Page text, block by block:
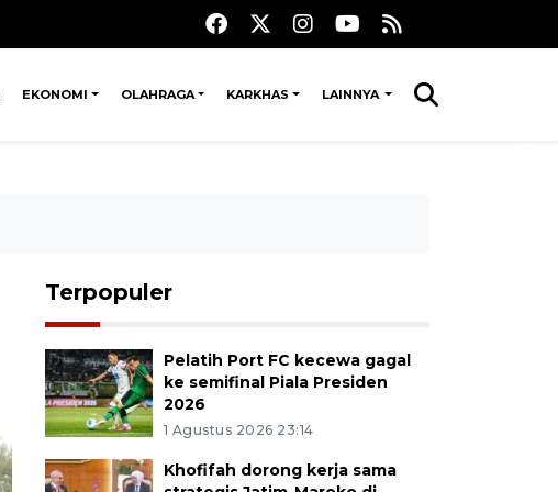
EKONOMI OLAHRAGA KARKHAS LAINNYA
Terpopuler
Pelatih Port FC kecewa gagal
ke semifinal Piala Presiden
2026
1 Agustus 2026 23:14
Khofifah dorong kerja sama